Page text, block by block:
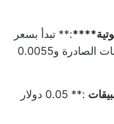
:** تبدأ بسعر
0.010 دولار للدقيقة للمكالمات الصادرة و0.0055
:** 0.05 دولار